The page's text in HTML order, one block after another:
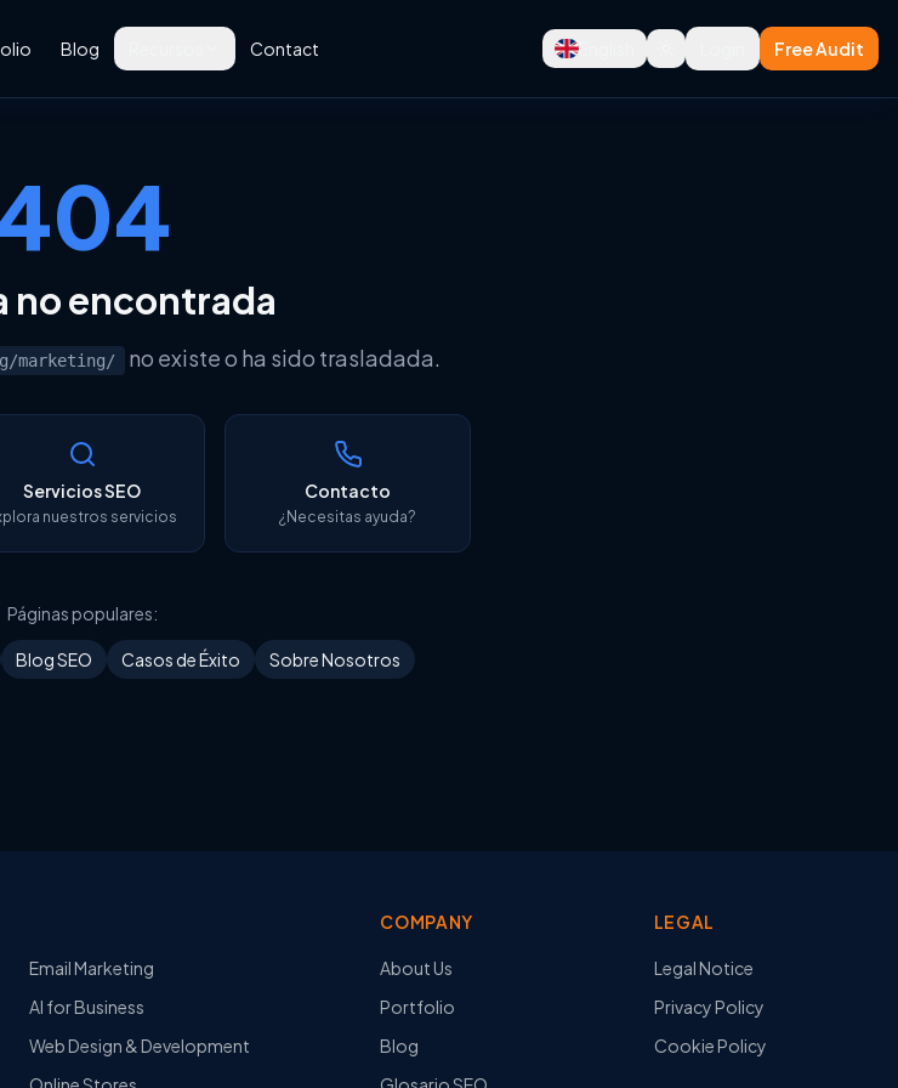
Blog
Las mejores herramientas
gratuitas
Contact Free Audit
no encontrada
marketing/ no existe o ha sido trasladada.
Servicios SEO
nuestros servicios
Contacto
¿Necesitas ayuda?
Páginas populares:
Blog SEO Casos de Éxito Sobre Nosotros
Email Marketing
AI for Business
Web Design & Development
COMPANY
About Us
Portfolio
Blog
LEGAL
Legal Notice
Privacy Policy
Cookie Policy